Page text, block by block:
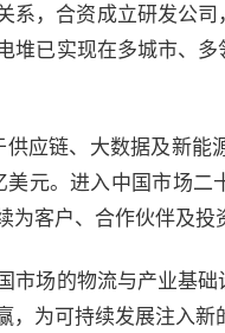
系，合资成立研发公
堆已实现在多城市、
应链、大数据及新
元。进入中国市场
为客户、合作伙伴及投
市场的物流与产业基
，为可持续发展注入新